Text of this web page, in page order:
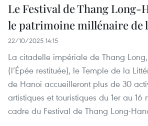
Le Festival de Thang Long-
le patrimoine millénaire de
22/10/2025 14:15
La citadelle impériale de Thang
(l’Épée restituée), le Temple de la
de Hanoi accueilleront plus de 30
artistiques et touristiques du 1er au
cadre du Festival de Thang Long-